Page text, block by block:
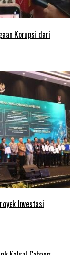
Korupsi dari
Investasi